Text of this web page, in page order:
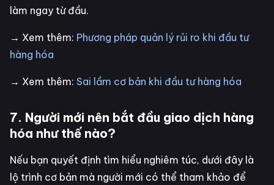
làm ngay từ đầu.
→ Xem thêm: Phương pháp quản lý rủi ro khi đầu tư
hàng hóa
→ Xem thêm: Sai lầm cơ bản khi đầu tư hàng hóa
7. Người mới nên bắt đầu giao dịch hàng
hóa như thế nào?
Nếu bạn quyết định tìm hiểu nghiêm túc, dưới đây là
lộ trình cơ bản mà người mới có thể tham khảo để